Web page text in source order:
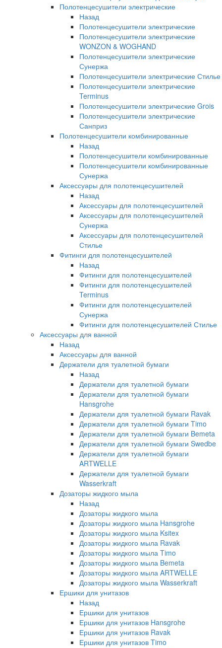
Полотенцесушители электрические
Назад
Полотенцесушители электрические
Полотенцесушители электрические
WONZON & WOGHAND
Полотенцесушители электрические
Сунержа
Полотенцесушители электрические Стилье
Полотенцесушители электрические
Terminus
Полотенцесушители электрические Grois
Полотенцесушители электрические
Санприз
Полотенцесушители комбинированные
Назад
Полотенцесушители комбинированные
Полотенцесушители комбинированные
Сунержа
Аксессуары для полотенцесушителей
Назад
Аксессуары для полотенцесушителей
Аксессуары для полотенцесушителей
Сунержа
Аксессуары для полотенцесушителей
Стилье
Фитинги для полотенцесушителей
Назад
Фитинги для полотенцесушителей
Фитинги для полотенцесушителей
Terminus
Фитинги для полотенцесушителей
Сунержа
Фитинги для полотенцесушителей Стилье
Аксессуары для ванной
Назад
Аксессуары для ванной
Держатели для туалетной бумаги
Назад
Держатели для туалетной бумаги
Держатели для туалетной бумаги
Hansgrohe
Держатели для туалетной бумаги Ravak
Держатели для туалетной бумаги Timo
Держатели для туалетной бумаги Bemeta
Держатели для туалетной бумаги Swedbe
Держатели для туалетной бумаги
ARTWELLE
Держатели для туалетной бумаги
Wasserkraft
Дозаторы жидкого мыла
Назад
Дозаторы жидкого мыла
Дозаторы жидкого мыла Hansgrohe
Дозаторы жидкого мыла Ksitex
Дозаторы жидкого мыла Ravak
Дозаторы жидкого мыла Timo
Дозаторы жидкого мыла Bemeta
Дозаторы жидкого мыла ARTWELLE
Дозаторы жидкого мыла Wasserkraft
Ершики для унитазов
Назад
Ершики для унитазов
Ершики для унитазов Hansgrohe
Ершики для унитазов Ravak
Ершики для унитазов Timo